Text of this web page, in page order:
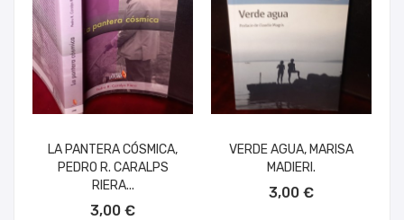
LA PANTERA CÓSMICA,
PEDRO R. CARALPS
RIERA...
3,00 €
VERDE AGUA, MARISA
MADIERI.
3,00 €